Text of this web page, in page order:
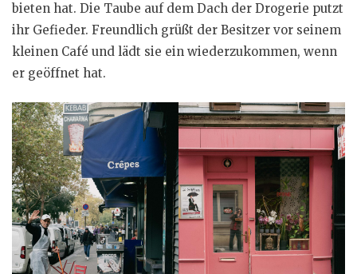
bieten hat. Die Taube auf dem Dach der Drogerie putzt
ihr Gefieder. Freundlich grüßt der Besitzer vor seinem
kleinen Café und lädt sie ein wiederzukommen, wenn
er geöffnet hat.